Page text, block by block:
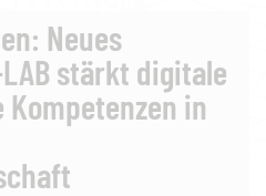
Neues
stärkt digitale
in